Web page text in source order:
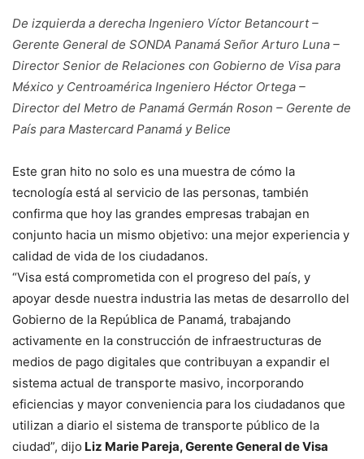
De izquierda a derecha Ingeniero Víctor Betancourt –
Gerente General de SONDA Panamá Señor Arturo Luna –
Director Senior de Relaciones con Gobierno de Visa para
México y Centroamérica Ingeniero Héctor Ortega –
Director del Metro de Panamá Germán Roson – Gerente de
País para Mastercard Panamá y Belice
Este gran hito no solo es una muestra de cómo la
tecnología está al servicio de las personas, también
confirma que hoy las grandes empresas trabajan en
conjunto hacia un mismo objetivo: una mejor experiencia y
calidad de vida de los ciudadanos.
“Visa está comprometida con el progreso del país, y
apoyar desde nuestra industria las metas de desarrollo del
Gobierno de la República de Panamá, trabajando
activamente en la construcción de infraestructuras de
medios de pago digitales que contribuyan a expandir el
sistema actual de transporte masivo, incorporando
eficiencias y mayor conveniencia para los ciudadanos que
utilizan a diario el sistema de transporte público de la
ciudad”, dijo Liz Marie Pareja, Gerente General de Visa